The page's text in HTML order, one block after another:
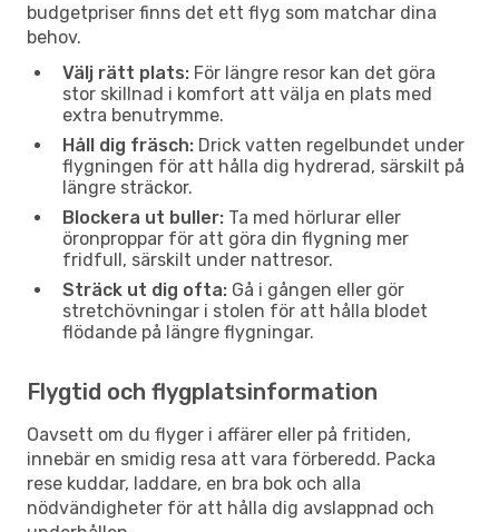
budgetpriser finns det ett flyg som matchar dina
behov.
Välj rätt plats: För längre resor kan det göra
stor skillnad i komfort att välja en plats med
extra benutrymme.
Håll dig fräsch: Drick vatten regelbundet under
flygningen för att hålla dig hydrerad, särskilt på
längre sträckor.
Blockera ut buller: Ta med hörlurar eller
öronproppar för att göra din flygning mer
fridfull, särskilt under nattresor.
Sträck ut dig ofta: Gå i gången eller gör
stretchövningar i stolen för att hålla blodet
flödande på längre flygningar.
Flygtid och flygplatsinformation
Oavsett om du flyger i affärer eller på fritiden,
innebär en smidig resa att vara förberedd. Packa
rese kuddar, laddare, en bra bok och alla
nödvändigheter för att hålla dig avslappnad och